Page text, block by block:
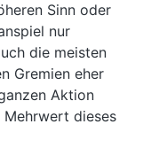
Sinn oder
nur
die meisten
Gremien eher
Aktion
dieses